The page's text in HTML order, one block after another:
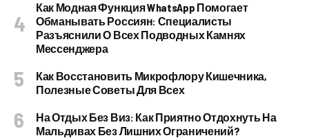
Как Модная Функция WhatsApp Помогает
Обманывать Россиян: Специалисты
Разъяснили О Всех Подводных Камнях
Мессенджера
Как Восстановить Микрофлору Кишечника,
Полезные Советы Для Всех
На Отдых Без Виз: Как Приятно Отдохнуть На
Мальдивах Без Лишних Ограничений?